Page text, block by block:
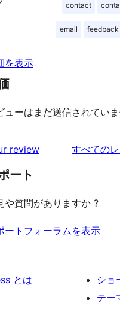
contact
email feedback
を表示
ューはまだ送信されていま
review すべての
ート
や質問がありますか ?
ートフォーラムを表示
とは
ショ
テー